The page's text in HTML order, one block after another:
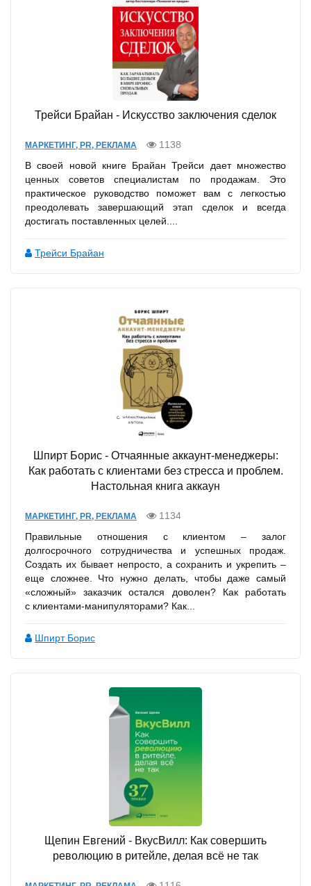
Трейси Брайан - Искусство заключения сделок
МАРКЕТИНГ, PR, РЕКЛАМА
1138
В своей новой книге Брайан Трейси дает множество
ценных советов специалистам по продажам. Это
практическое руководство поможет вам с легкостью
преодолевать завершающий этап сделок и всегда
достигать поставленных целей....
Трейси Брайан
Шпирт Борис - Отчаянные аккаунт-менеджеры:
Как работать с клиентами без стресса и проблем.
Настольная книга аккаун
МАРКЕТИНГ, PR, РЕКЛАМА
1134
Правильные отношения с клиентом – залог
долгосрочного сотрудничества и успешных продаж.
Создать их бывает непросто, а сохранить и укрепить –
еще сложнее. Что нужно делать, чтобы даже самый
«сложный» заказчик остался доволен? Как работать
с клиентами-манипуляторами? Как...
Шпирт Борис
Щепин Евгений - ВкусВилл: Как совершить
революцию в ритейле, делая всё не так